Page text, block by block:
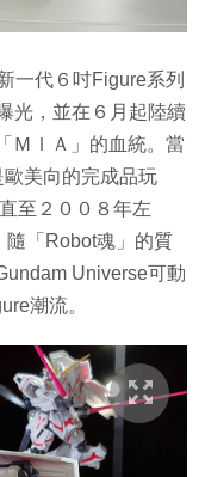
一代６吋Figure系列
光，並在６月起陸續
ＭＩＡ」的血統。當
美向的完成品玩
至２００８年左
隨「Robot魂」的質
Universe可動
潮流。